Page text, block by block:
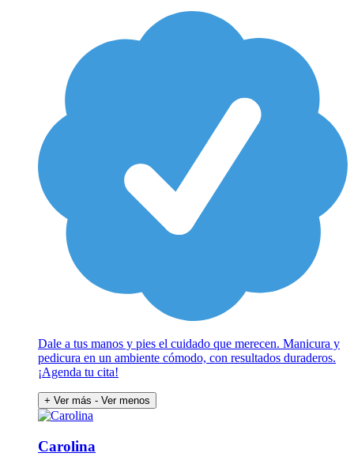
Dale a tus manos y pies el cuidado que merecen. Manicura y
pedicura en un ambiente cómodo, con resultados duraderos.
¡Agenda tu cita!
+ Ver más - Ver menos
Carolina